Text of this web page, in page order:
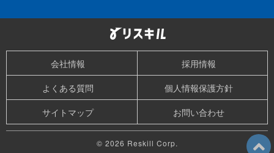
会社情報
採用情報
よくある質問
個人情報保護方針
サイトマップ
お問い合わせ
© 2026 Reskill Corp.